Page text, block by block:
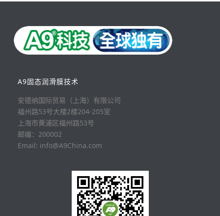
A9固态润滑膜技术
安德纳国际贸易（上海）有限公司
福州路53号大楼2楼204-205室
上海市黄浦区福州路53号
邮编：200002
Email: info@A9China.com